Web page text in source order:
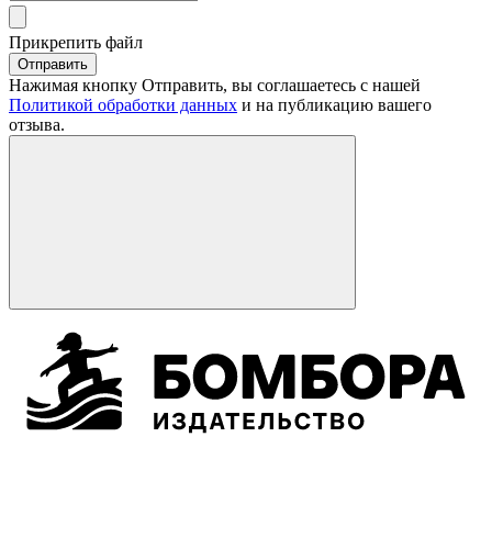
Прикрепить файл
Отправить
Нажимая кнопку Отправить, вы соглашаетесь с нашей
Политикой обработки данных и на публикацию вашего
отзыва.